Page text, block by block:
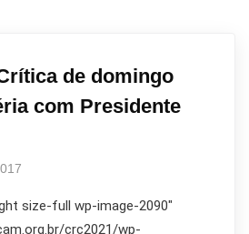
de domingo
com Presidente
size-full wp-image-2090"
crc2021/wp-